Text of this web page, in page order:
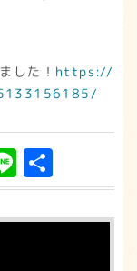
した！ https://
L
in
e
有